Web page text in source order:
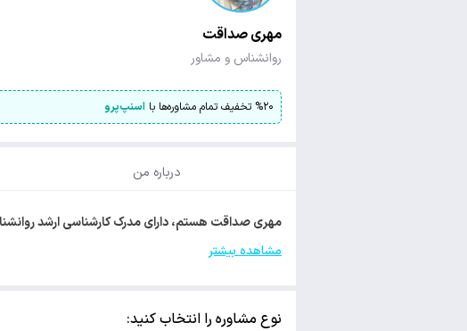
مهری صداقت
روانشناس و مشاور
%۲۰ تخفیف تمام مشاوره‌ها با اسنپ‌پرو
درباره من
مهری صداقت هستم، دارای مدرک کارشناسی ارشد روانشناسی. با کد 2669 از سازمان نظام
مشاهده بیشتر
نوع مشاوره را انتخاب کنید: